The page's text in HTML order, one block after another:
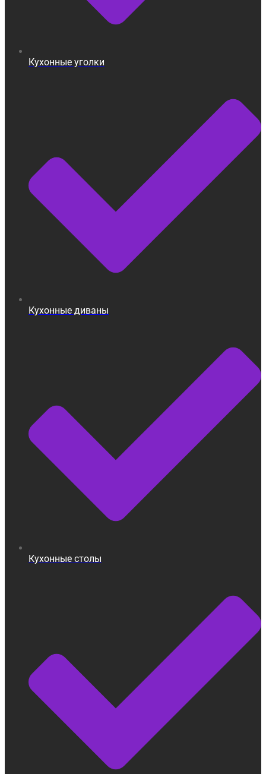
Кухонные уголки
Кухонные диваны
Кухонные столы